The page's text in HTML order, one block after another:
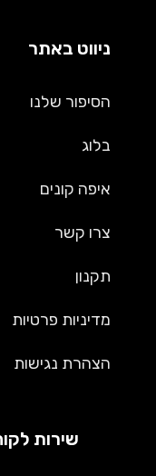
ניווט באתר
הסיפור שלנו
בלוג
איפה קונים
צרו קשר
תקנון
מדיניות פרטיות
הצהרת נגישות
שירות